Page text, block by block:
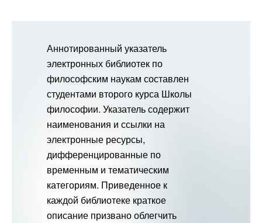
Аннотированный указатель
электронных библиотек по
философским наукам составлен
студентами второго курса Школы
философии. Указатель содержит
наименования и ссылки на
электронные ресурсы,
дифференцированные по
временным и тематическим
категориям. Приведенное к
каждой библиотеке краткое
описание призвано облегчить